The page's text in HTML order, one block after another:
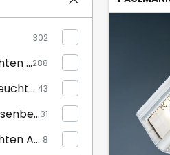
302
Dekorationsleuchten Innen288
Smart Home Beleuchtung 43
Smart Home Aussenbeleuchtung31
Dekorationsleuchten Aussen 8